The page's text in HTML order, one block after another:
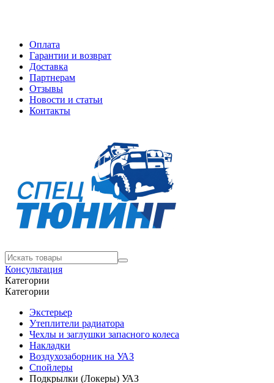
Оплата
Гарантии и возврат
Доставка
Партнерам
Отзывы
Новости и статьи
Контакты
Консультация
Категории
Категории
Экстерьер
Утеплители радиатора
Чехлы и заглушки запасного колеса
Накладки
Воздухозаборник на УАЗ
Спойлеры
Подкрылки (Локеры) УАЗ